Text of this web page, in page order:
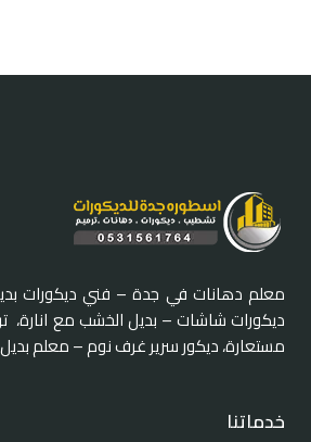
معلم دهانات في جدة – فني ديكورات
ديكورات شاشات – بديل الخشب مع
مستعارة، ديكور سرير غرف نوم – معلم
خدماتنا